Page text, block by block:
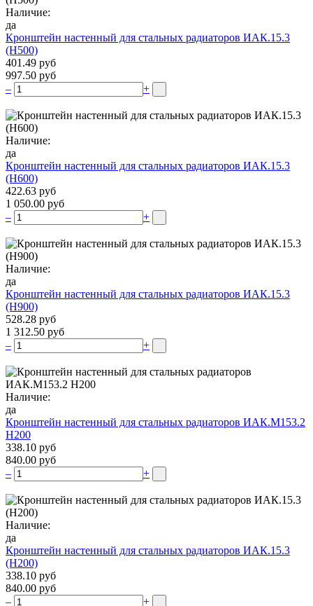
Наличие:
да
Кронштейн настенный для стальных радиаторов ИАК.15.3
(H500)
401.49 руб
997.50 руб
–
+
Наличие:
да
Кронштейн настенный для стальных радиаторов ИАК.15.3
(H600)
422.63 руб
1 050.00 руб
–
+
Наличие:
да
Кронштейн настенный для стальных радиаторов ИАК.15.3
(H900)
528.28 руб
1 312.50 руб
–
+
Наличие:
да
Кронштейн настенный для стальных радиаторов ИАК.М153.2
Н200
338.10 руб
840.00 руб
–
+
Наличие:
да
Кронштейн настенный для стальных радиаторов ИАК.15.3
(H200)
338.10 руб
840.00 руб
–
+